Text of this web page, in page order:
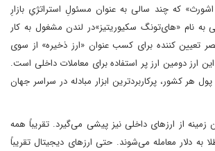
که چند سالی به عنوان مسئولِ استراتژیِ بازارِ
به نام «های‌تونگ سکیوریتیز»در لندن مشغول به کار
تعیین کننده برای کسب عنوان «ارز ذخیره» از سوی
ارز دومین ارز پر استفاده برای معاملات داخلی است.
هر کشور، پرکاربردترین ابزار مبادله در سراسر جهان
از ارزهای داخلی نیز پیشی می‌گیرد. تقریباً همه
به دلار معامله می‌شوند. حتی ارزهای دیجیتال تقریباً